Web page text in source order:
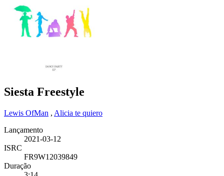
Siesta Freestyle
Lewis OfMan , Alicia te quiero
Lançamento
2021-03-12
ISRC
FR9W12039849
Duração